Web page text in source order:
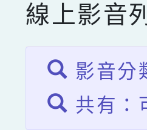
線上影音
影音分
共有：